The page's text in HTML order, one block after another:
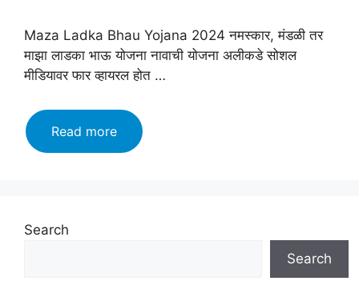
Maza Ladka Bhau Yojana 2024 नमस्कार, मंडळी तर
माझा लाडका भाऊ योजना नावाची योजना अलीकडे सोशल
मीडियावर फार व्हायरल होत …
Read moreMaza
Ladka
Search
Search